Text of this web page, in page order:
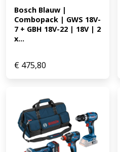
Bosch Blauw |
Combopack | GWS 18V-
7 + GBH 18V-22 | 18V | 2
x...
€ 475,80